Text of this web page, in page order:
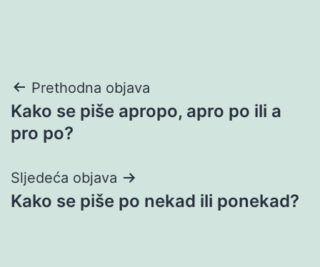
Navigacija
objava
Prethodna objava
Kako se piše apropo, apro po ili a
pro po?
Sljedeća objava
Kako se piše po nekad ili ponekad?